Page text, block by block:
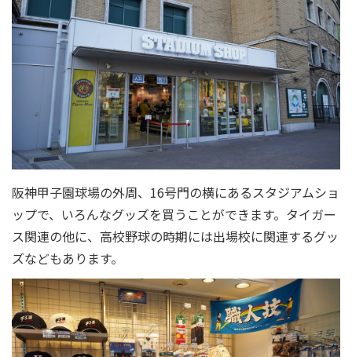
阪神甲子園球場の外周、16号門の横にあるスタジアムショ
ップで、いろんなグッズを買うことができます。タイガー
ス関連の他に、高校野球の時期には出場校に関連するグッ
ズなどもあります。